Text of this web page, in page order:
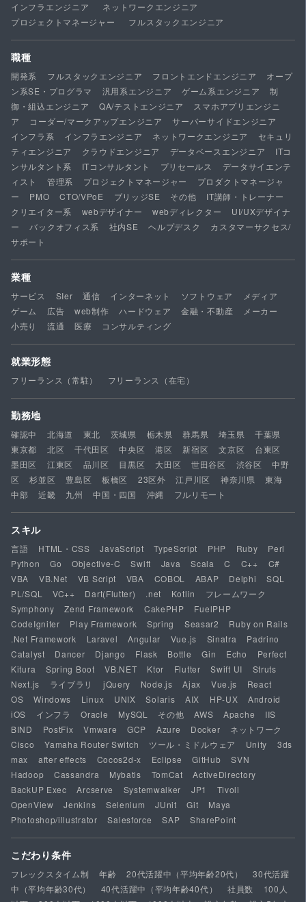
インフラエンジニア
ネットワークエンジニア
プロジェクトマネージャー
フルスタックエンジニア
職種
開発系 フルスタックエンジニア フロントエンドエンジニア
オープ
ン系SE・プログラマ
汎用系エンジニア ゲーム系エンジニア
制
御・組込エンジニア
QA/テストエンジニア
スマホアプリエンジニ
ア
コーダー/マークアップエンジニア
サーバーサイドエンジニア
インフラ系
インフラエンジニア ネットワークエンジニア
セキュリ
ティエンジニア
クラウドエンジニア データベースエンジニア
ITコ
ンサルタント系
ITコンサルタント プリセールス
データサイエンテ
ィスト
管理系 プロジェクトマネージャー
プロダクトマネージャ
ー
PMO CTO/VPoE ブリッジSE その他
IT講師・トレーナー
クリエイター系
webデザイナー webディレクター
UI/UXデザイナ
ー
バックオフィス系 社内SE ヘルプデスク
カスタマーサクセス/
サポート
業種
サービス SIer 通信 インターネット ソフトウェア
メディア
ゲーム
広告 web制作 ハードウェア 金融・不動産
メーカー
小売り
流通 医療 コンサルティング
就業形態
フリーランス（常駐） フリーランス（在宅）
勤務地
確認中 北海道 東北 茨城県 栃木県 群馬県 埼玉県
千葉県
東京都
北区 千代田区 中央区 港区 新宿区 文京区
台東区
墨田区
江東区 品川区 目黒区 大田区 世田谷区 渋谷区
中野
区
杉並区 豊島区 板橋区 23区外 江戸川区 神奈川県
東海
中部
近畿 九州 中国・四国 沖縄 フルリモート
スキル
言語 HTML・CSS JavaScript TypeScript PHP Ruby
Perl
Python
Go Objective-C Swift Java Scala C C++
C#
VBA
VB.Net VB Script VBA COBOL ABAP Delphi
SQL
PL/SQL
VC++ Dart(Flutter) .net Kotlin
フレームワーク
Symphony
Zend Framework CakePHP
FuelPHP
CodeIgniter
Play Framework Spring Seasar2
Ruby on Rails
.Net Framework
Laravel Angular Vue.js Sinatra
Padrino
Catalyst
Dancer Django Flask Bottle Gin Echo
Perfect
Kitura
Spring Boot VB.NET Ktor Flutter Swift UI
Struts
Next.js
ライブラリ jQuery Node.js Ajax Vue.js
React
OS
Windows Linux UNIX Solaris AIX HP-UX
Android
iOS
インフラ Oracle MySQL その他 AWS Apache
IIS
BIND
PostFix Vmware GCP Azure Docker
ネットワーク
Cisco
Yamaha Router Switch ツール・ミドルウェア Unity
3ds
max
after effects Cocos2d-x Eclipse GitHub
SVN
Hadoop
Cassandra Mybatis TomCat
ActiveDirectory
BackUP Exec
Arcserve Systemwalker JP1
Tivoli
OpenView
Jenkins Selenium JUnit Git
Maya
Photoshop/illustrator
Salesforce SAP SharePoint
こだわり条件
フレックスタイム制 年齢 20代活躍中（平均年齢20代）
30代活躍
中（平均年齢30代）
40代活躍中（平均年齢40代） 社員数
100人